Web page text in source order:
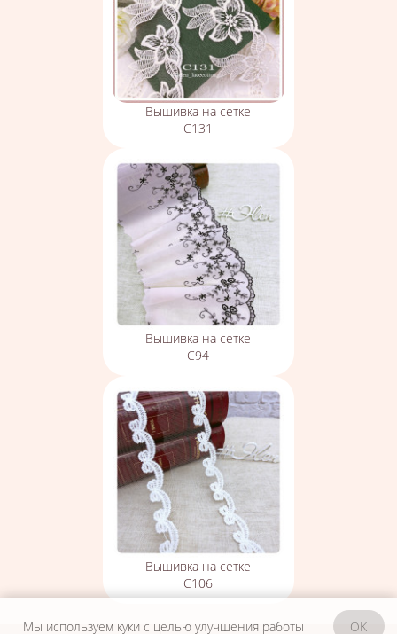
Вышивка на сетке
С131
Вышивка на сетке
С94
Вышивка на сетке
С106
Мы используем куки с целью улучшения работы OK